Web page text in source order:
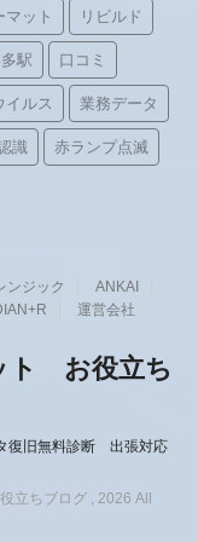
マット リビルド
駅 口コミ
イルス 業務データ
識 赤ランプ点滅
ンジック
ANKAI
運営会社
ト お役立ち
復旧無料診断 出張対応
立ちブログ , 2026 All